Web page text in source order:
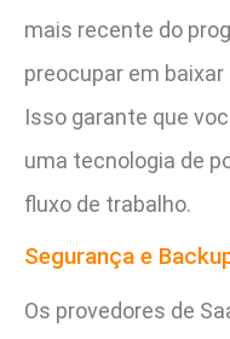
mais recente do
preocupar em
Isso garante que
uma tecnologia de
fluxo de trabalho.
Segurança e
Os provedores de